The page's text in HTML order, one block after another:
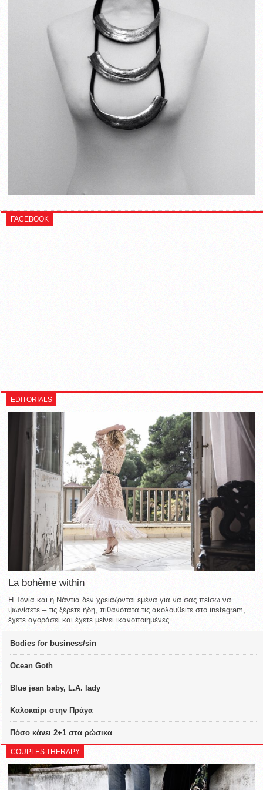
FACEBOOK
EDITORIALS
La bohème within
Η Τόνια και η Νάντια δεν χρειάζονται εμένα για να σας πείσω να
ψωνίσετε – τις ξέρετε ήδη, πιθανότατα τις ακολουθείτε στο instagram,
έχετε αγοράσει και έχετε μείνει ικανοποιημένες...
Bodies for business/sin
Ocean Goth
Blue jean baby, L.A. lady
Καλοκαίρι στην Πράγα
Πόσο κάνει 2+1 στα ρώσικα
COUPLES THERAPY